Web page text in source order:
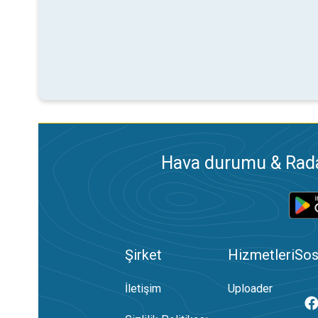
Hava durumu &
Şirket
İletişim
Hizmetleri
Uploader